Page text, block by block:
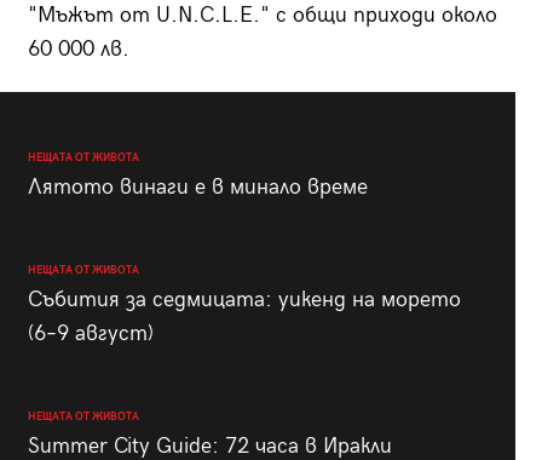
"Мъжът от U.N.C.L.E." с общи приходи около
60 000 лв.
НЕЩАТА ОТ ЖИВОТА
Лятото винаги е в минало време
НЕЩАТА ОТ ЖИВОТА
Събития за седмицата: уикенд на морето
(6–9 август)
НЕЩАТА ОТ ЖИВОТА
Summer City Guide: 72 часа в Иракли